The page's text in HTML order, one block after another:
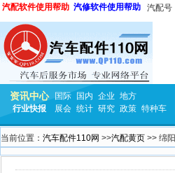
汽配软件使用帮助 汽修软件使用帮助 汽配号
资讯中心 国际 国内 企业 地方
行业快报
展会 统计 研究 政策 特种车
当前位置： 汽车配件110网 >>汽配黄页 >> 绵